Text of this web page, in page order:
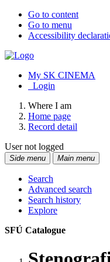
Go to content
Go to menu
Accessibility
My SK CINEMA
Login
Where I am
Home page
Record detail
User not logged
Side menu Main menu
Search
Advanced search
Search history
Explore
SFÚ Catalogue